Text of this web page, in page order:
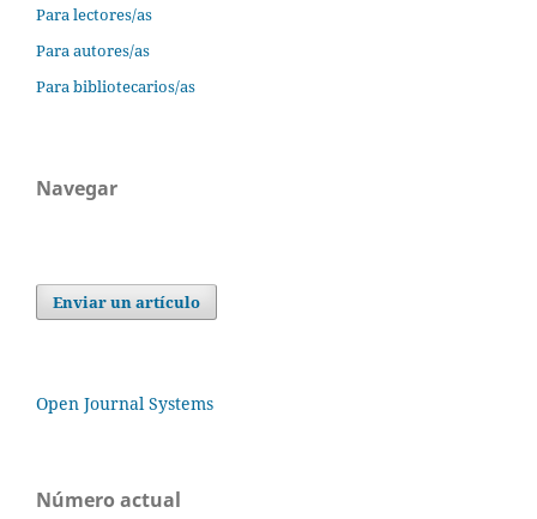
Para lectores/as
Para autores/as
Para bibliotecarios/as
Navegar
Enviar un artículo
Open Journal Systems
Número actual